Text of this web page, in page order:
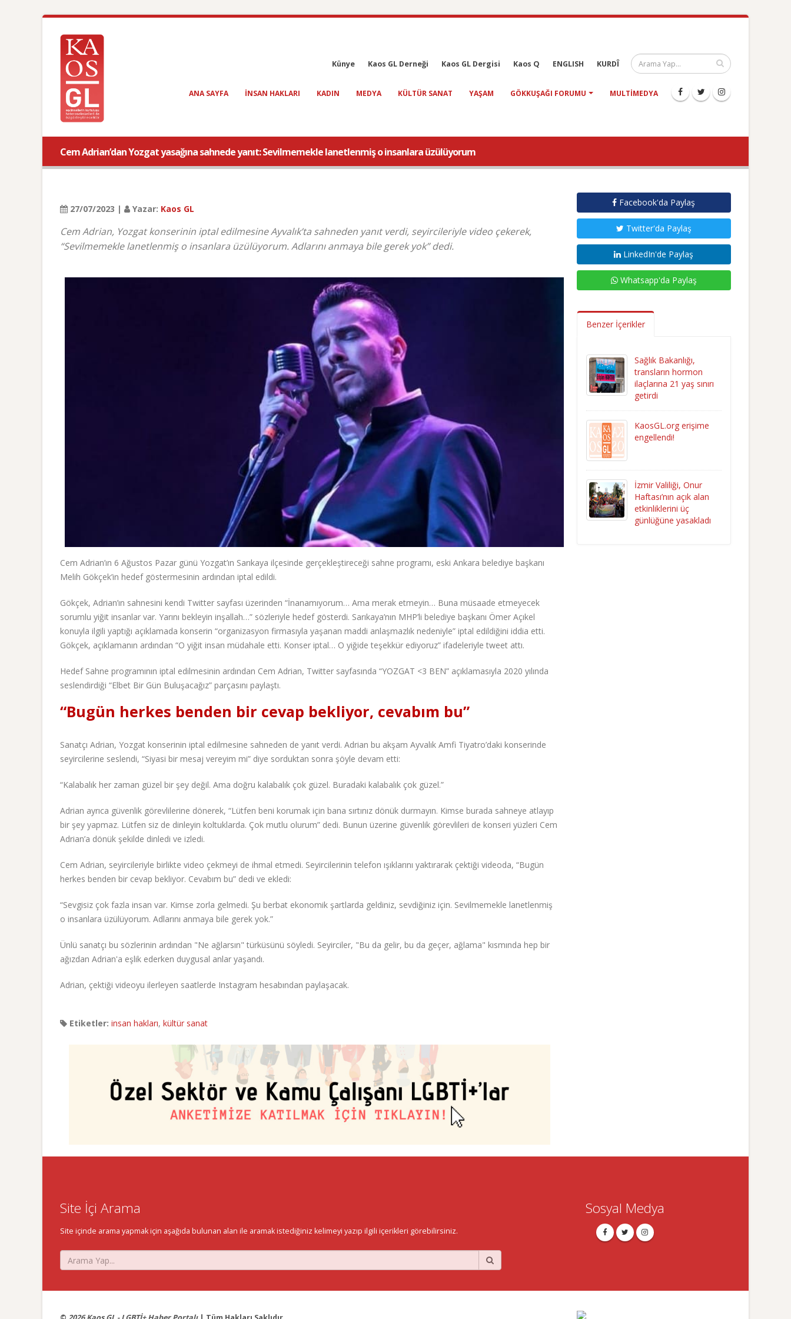
Künye Kaos GL Derneği Kaos GL Dergisi Kaos Q ENGLISH KURDÎ
ANA SAYFA INSAN HAKLARI KADIN MEDYA KÜLTÜR SANAT YAŞAM GÖKKUŞAĞI FORUMU MULTIMEDYA
Cem Adrian’dan Yozgat yasağına sahnede yanıt: Sevilmemekle lanetlenmiş o insanlara üzülüyorum
27/07/2023 | Yazar: Kaos GL
Cem Adrian, Yozgat konserinin iptal edilmesine Ayvalık’ta sahneden yanıt verdi, seyircileriyle video çekerek,
“Sevilmemekle lanetlenmiş o insanlara üzülüyorum. Adlarını anmaya bile gerek yok” dedi.
Cem Adrian’ın 6 Ağustos Pazar günü Yozgat’ın Sarıkaya ilçesinde gerçekleştireceği sahne programı, eski Ankara belediye başkanı
Melih Gökçek’in hedef göstermesinin ardından iptal edildi.
Gökçek, Adrian’ın sahnesini kendi Twitter sayfası üzerinden “İnanamıyorum… Ama merak etmeyin… Buna müsaade etmeyecek
sorumlu yiğit insanlar var. Yarını bekleyin inşallah…” sözleriyle hedef gösterdi. Sarıkaya’nın MHP’li belediye başkanı Ömer Açıkel
konuyla ilgili yaptığı açıklamada konserin “organizasyon firmasıyla yaşanan maddi anlaşmazlık nedeniyle” iptal edildiğini iddia etti.
Gökçek, açıklamanın ardından “O yiğit insan müdahale etti. Konser iptal… O yiğide teşekkür ediyoruz” ifadeleriyle tweet attı.
Hedef Sahne programının iptal edilmesinin ardından Cem Adrian, Twitter sayfasında “YOZGAT <3 BEN” açıklamasıyla 2020 yılında
seslendirdiği “Elbet Bir Gün Buluşacağız” parçasını paylaştı.
“Bugün herkes benden bir cevap bekliyor, cevabım bu”
Sanatçı Adrian, Yozgat konserinin iptal edilmesine sahneden de yanıt verdi. Adrian bu akşam Ayvalık Amfi Tiyatro’daki konserinde
seyircilerine seslendi, “Siyasi bir mesaj vereyim mi” diye sorduktan sonra şöyle devam etti:
“Kalabalık her zaman güzel bir şey değil. Ama doğru kalabalık çok güzel. Buradaki kalabalık çok güzel.”
Adrian ayrıca güvenlik görevlilerine dönerek, “Lütfen beni korumak için bana sırtınız dönük durmayın. Kimse burada sahneye atlayıp
bir şey yapmaz. Lütfen siz de dinleyin koltuklarda. Çok mutlu olurum” dedi. Bunun üzerine güvenlik görevlileri de konseri yüzleri Cem
Adrian’a dönük şekilde dinledi ve izledi.
Cem Adrian, seyircileriyle birlikte video çekmeyi de ihmal etmedi. Seyircilerinin telefon ışıklarını yaktırarak çektiği videoda, “Bugün
herkes benden bir cevap bekliyor. Cevabım bu” dedi ve ekledi:
“Sevgisiz çok fazla insan var. Kimse zorla gelmedi. Şu berbat ekonomik şartlarda geldiniz, sevdiğiniz için. Sevilmemekle lanetlenmiş
o insanlara üzülüyorum. Adlarını anmaya bile gerek yok.”
Ünlü sanatçı bu sözlerinin ardından "Ne ağlarsın" türküsünü söyledi. Seyirciler, "Bu da gelir, bu da geçer, ağlama" kısmında hep bir
ağızdan Adrian'a eşlik ederken duygusal anlar yaşandı.
Adrian, çektiği videoyu ilerleyen saatlerde Instagram hesabından paylaşacak.
Etiketler: insan hakları, kültür sanat
Facebook'da Paylaş
Twitter'da Paylaş
LinkedIn'de Paylaş
Whatsapp'da Paylaş
Benzer İçerikler
Sağlık Bakanlığı,
transların hormon
ilaçlarına 21 yaş sınırı
getirdi
KaosGL.org erişime
engellendi!
İzmir Valiliği, Onur
Haftası’nın açık alan
etkinliklerini üç
günlüğüne yasakladı
Site İçi Arama
Site içinde arama yapmak için aşağıda bulunan alan ile aramak istediğiniz kelimeyi yazıp ilgili içerikleri görebilirsiniz.
Sosyal Medya